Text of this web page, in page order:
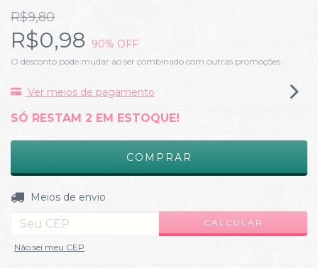
R$9,80
R$0,98 90% OFF
O desconto pode mudar ao ser combinado com outras promoções.
Ver meios de pagamento
SÓ RESTAM 2 EM ESTOQUE!
Entregas para o CEP:
Meios de envio
CALCULAR
Não sei meu CEP